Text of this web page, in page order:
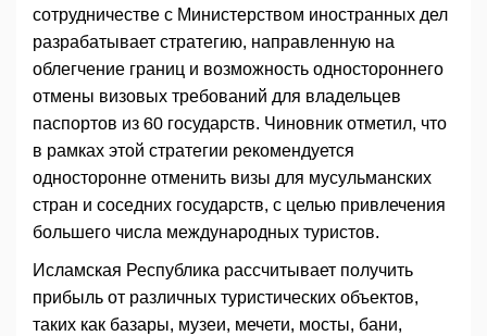
сотрудничестве с Министерством иностранных дел
разрабатывает стратегию, направленную на
облегчение границ и возможность одностороннего
отмены визовых требований для владельцев
паспортов из 60 государств. Чиновник отметил, что
в рамках этой стратегии рекомендуется
односторонне отменить визы для мусульманских
стран и соседних государств, с целью привлечения
большего числа международных туристов.
Исламская Республика рассчитывает получить
прибыль от различных туристических объектов,
таких как базары, музеи, мечети, мосты, бани,